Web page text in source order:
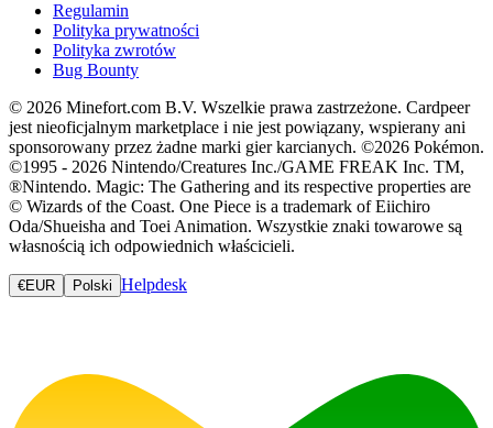
Regulamin
Polityka prywatności
Polityka zwrotów
Bug Bounty
© 2026 Minefort.com B.V. Wszelkie prawa zastrzeżone. Cardpeer
jest nieoficjalnym marketplace i nie jest powiązany, wspierany ani
sponsorowany przez żadne marki gier karcianych. ©2026 Pokémon.
©1995 - 2026 Nintendo/Creatures Inc./GAME FREAK Inc. TM,
®Nintendo. Magic: The Gathering and its respective properties are
© Wizards of the Coast. One Piece is a trademark of Eiichiro
Oda/Shueisha and Toei Animation. Wszystkie znaki towarowe są
własnością ich odpowiednich właścicieli.
€EUR Polski Helpdesk